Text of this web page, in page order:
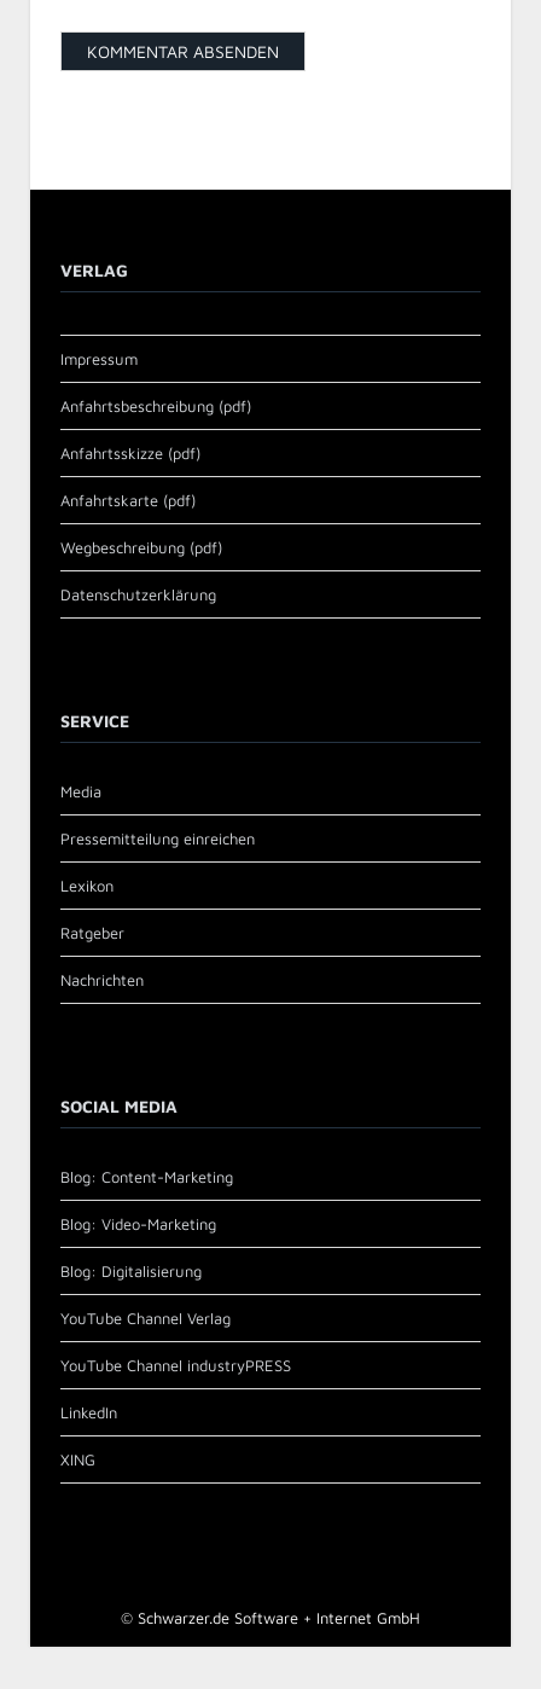
VERLAG
Impressum
Anfahrtsbeschreibung (pdf)
Anfahrtsskizze (pdf)
Anfahrtskarte (pdf)
Wegbeschreibung (pdf)
Datenschutzerklärung
SERVICE
Media
Pressemitteilung einreichen
Lexikon
Ratgeber
Nachrichten
SOCIAL MEDIA
Blog: Content-Marketing
Blog: Video-Marketing
Blog: Digitalisierung
YouTube Channel Verlag
YouTube Channel industryPRESS
LinkedIn
XING
© Schwarzer.de Software + Internet GmbH